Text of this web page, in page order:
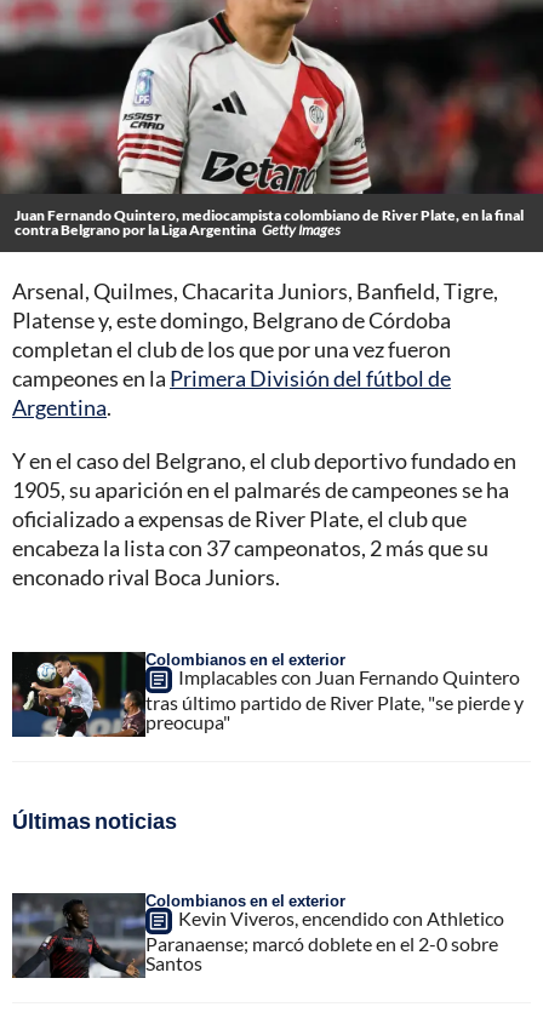
Juan Fernando Quintero, mediocampista colombiano de River Plate, en la final
contra Belgrano por la Liga Argentina Getty Images
Arsenal, Quilmes, Chacarita Juniors, Banfield, Tigre,
Platense y, este domingo, Belgrano de Córdoba
completan el club de los que por una vez fueron
campeones en la Primera División del fútbol de
Argentina.
Y en el caso del Belgrano, el club deportivo fundado en
1905, su aparición en el palmarés de campeones se ha
oficializado a expensas de River Plate, el club que
encabeza la lista con 37 campeonatos, 2 más que su
enconado rival Boca Juniors.
Colombianos en el exterior
Implacables con Juan Fernando Quintero
tras último partido de River Plate, "se pierde y
preocupa"
Últimas noticias
Colombianos en el exterior
Kevin Viveros, encendido con Athletico
Paranaense; marcó doblete en el 2-0 sobre
Santos